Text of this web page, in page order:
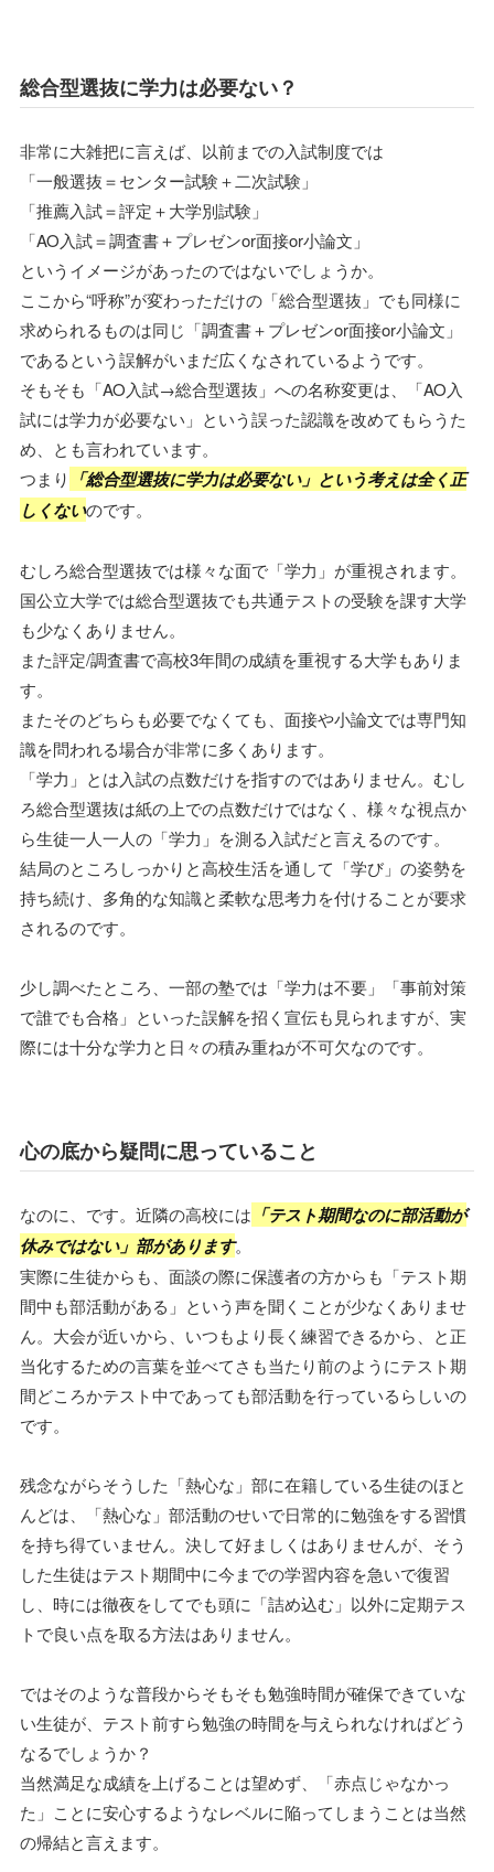
総合型選抜に学力は必要ない？
非常に大雑把に言えば、以前までの入試制度では
「一般選抜＝センター試験＋二次試験」
「推薦入試＝評定＋大学別試験」
「AO入試＝調査書＋プレゼンor面接or小論文」
というイメージがあったのではないでしょうか。
ここから“呼称”が変わっただけの「総合型選抜」でも同様に
求められるものは同じ「調査書＋プレゼンor面接or小論文」
であるという誤解がいまだ広くなされているようです。
そもそも「AO入試→総合型選抜」への名称変更は、「AO入
試には学力が必要ない」という誤った認識を改めてもらうた
め、とも言われています。
つまり
「総合型選抜に学力は必要ない」という考えは全く正
しくないのです。
むしろ総合型選抜では様々な面で「学力」が重視されます。
国公立大学では総合型選抜でも共通テストの受験を課す大学
も少なくありません。
また評定/調査書で高校3年間の成績を重視する大学もありま
す。
またそのどちらも必要でなくても、面接や小論文では専門知
識を問われる場合が非常に多くあります。
「学力」とは入試の点数だけを指すのではありません。むし
ろ総合型選抜は紙の上での点数だけではなく、様々な視点か
ら生徒一人一人の「学力」を測る入試だと言えるのです。
結局のところしっかりと高校生活を通して「学び」の姿勢を
持ち続け、多角的な知識と柔軟な思考力を付けることが要求
されるのです。
少し調べたところ、一部の塾では「学力は不要」「事前対策
で誰でも合格」といった誤解を招く宣伝も見られますが、実
際には十分な学力と日々の積み重ねが不可欠なのです。
心の底から疑問に思っていること
なのに、です。近隣の高校には 「テスト期間なのに部活動が
休みではない」部があります。
実際に生徒からも、面談の際に保護者の方からも「テスト期
間中も部活動がある」という声を聞くことが少なくありませ
ん。大会が近いから、いつもより長く練習できるから、と正
当化するための言葉を並べてさも当たり前のようにテスト期
間どころかテスト中であっても部活動を行っているらしいの
です。
残念ながらそうした「熱心な」部に在籍している生徒のほと
んどは、「熱心な」部活動のせいで日常的に勉強をする習慣
を持ち得ていません。決して好ましくはありませんが、そう
した生徒はテスト期間中に今までの学習内容を急いで復習
し、時には徹夜をしてでも頭に「詰め込む」以外に定期テス
トで良い点を取る方法はありません。
ではそのような普段からそもそも勉強時間が確保できていな
い生徒が、テスト前すら勉強の時間を与えられなければどう
なるでしょうか？
当然満足な成績を上げることは望めず、「赤点じゃなかっ
た」ことに安心するようなレベルに陥ってしまうことは当然
の帰結と言えます。